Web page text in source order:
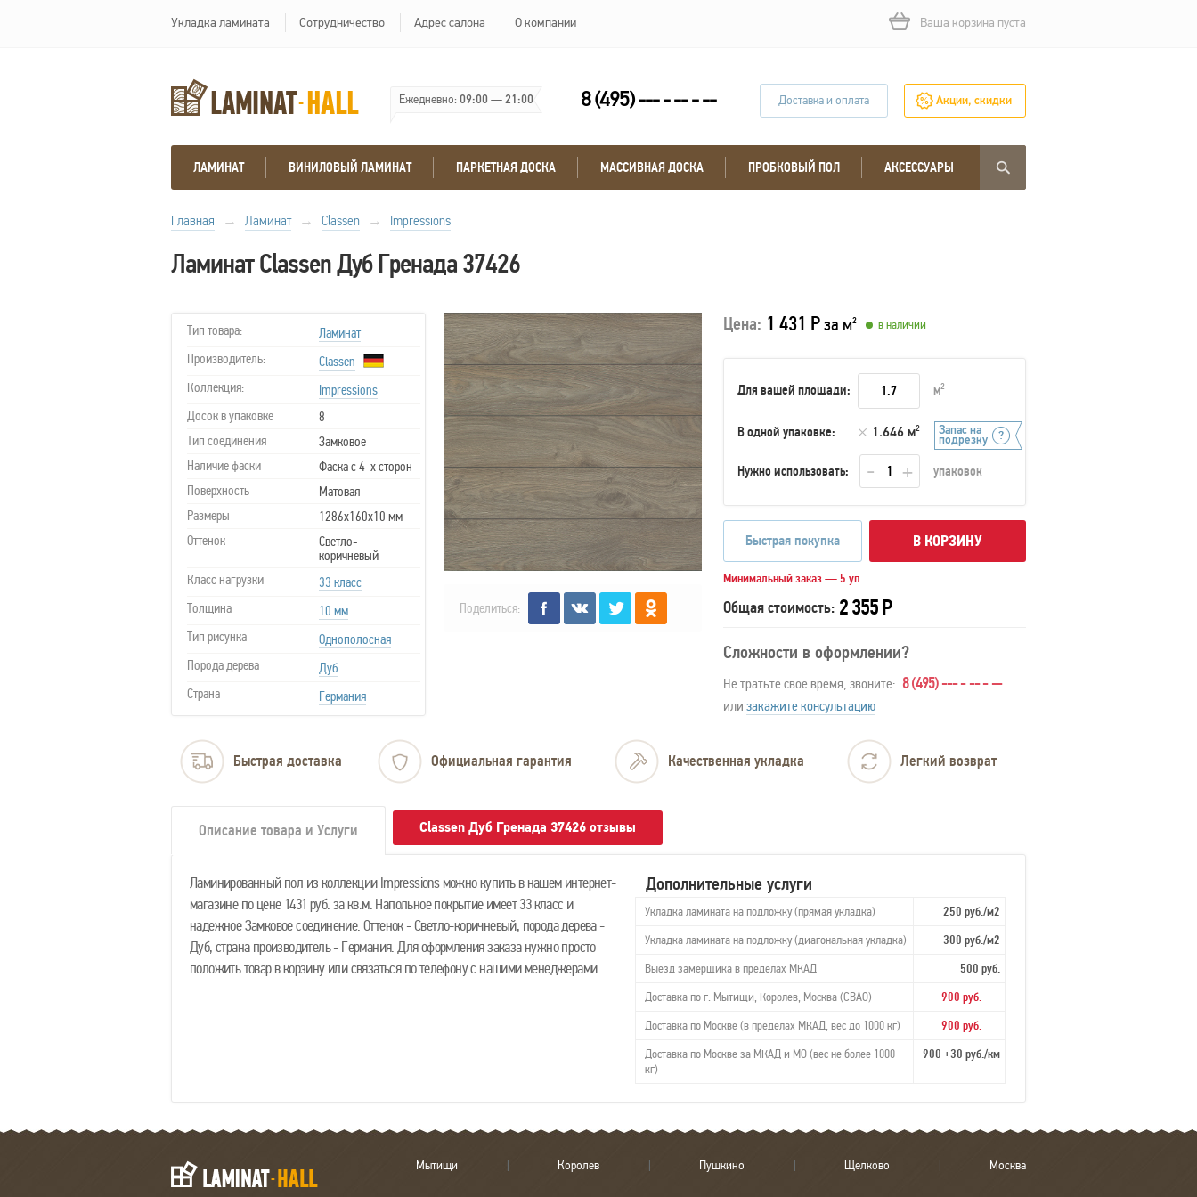
Укладка ламината Сотрудничество Адрес салона О компании Ваша корзина пуста
Ежедневно:09:00—21:00 8 (495) --- - -- - -- Доставка и оплата Акции, скидки
ЛАМИНАТ ВИНИЛОВЫЙ ЛАМИНАТ ПАРКЕТНАЯ ДОСКА МАССИВНАЯ ДОСКА ПРОБКОВЫЙ ПОЛ АКСЕССУАРЫ
Главная → Ламинат → Classen → Impressions
Ламинат Classen Дуб Гренада 37426
Тип товара:
Ламинат
Производитель:
Classen
Коллекция:
Impressions
Досок в упаковке
8
Тип соединения
Замковое
Наличие фаски
Фаска с 4-х сторон
Поверхность
Матовая
Размеры
1286х160х10 мм
Оттенок
Светло-
коричневый
Класс нагрузки
33 класс
Толщина
10 мм
Тип рисунка
Однополосная
Порода дерева
Дуб
Страна
Германия
Поделиться:
Цена: 1 431 Рза м2 в наличии
Для вашей площади: м2
В одной упаковке: 1.646 м2
Нужно использовать: упаковок
Запас на
подрезку
Быстрая покупка В КОРЗИНУ
Минимальный заказ — 5 уп.
Общая стоимость: 2 355 Р
Сложности в оформлении?
Не тратьте свое время, звоните: 8 (495) --- - -- - --
или закажите консультацию
Быстрая доставка Официальная гарантия Качественная укладка Легкий возврат
Описание товара и Услуги Classen Дуб Гренада 37426 отзывы
Ламинированный пол из коллекции Impressions можно купить в нашем интернет-
магазине по цене 1431 руб. за кв.м. Напольное покрытие имеет 33 класс и
надежное Замковое соединение. Оттенок - Светло-коричневый, порода дерева -
Дуб, страна производитель - Германия. Для оформления заказа нужно просто
положить товар в корзину или связаться по телефону с нашими менеджерами.
Дополнительные услуги
Укладка ламината на подложку (прямая укладка)
250 руб./м2
Укладка ламината на подложку (диагональная укладка)
300 руб./м2
Выезд замерщика в пределах МКАД
500 руб.
Доставка по г. Мытищи, Королев, Москва (СВАО)
900 руб.
Доставка по Москве (в пределах МКАД, вес до 1000 кг)
900 руб.
Доставка по Москве за МКАД и МО (вес не более 1000
кг)
900 +30 руб./км
Мытищи Королев Пушкино Щелково Москва